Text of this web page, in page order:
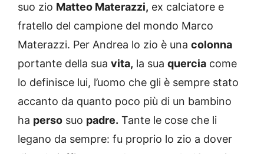
suo zio Matteo Materazzi, ex calciatore e
fratello del campione del mondo Marco
Materazzi. Per Andrea lo zio è una colonna
portante della sua vita, la sua quercia come
lo definisce lui, l’uomo che gli è sempre stato
accanto da quanto poco più di un bambino
ha perso suo padre. Tante le cose che li
legano da sempre: fu proprio lo zio a dover